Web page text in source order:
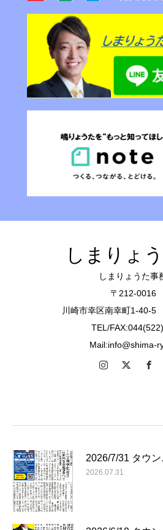
しまりょ
しまりょうた事
〒212-0016
川崎市幸区南幸町1-40-
TEL/
Mail:info@shima-
2026/7/31 タウ
2026.07.31